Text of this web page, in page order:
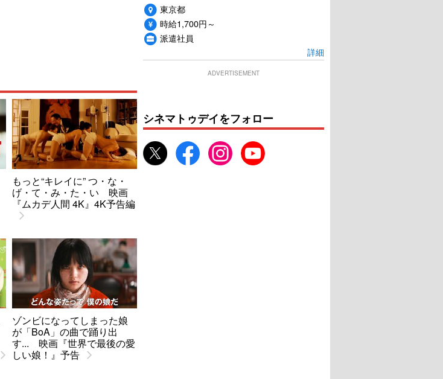
もっと“キレイに” つ・な・
げ・て・み・た・い 映画
『ムカデ人間 4K』4K予告編
ゾンビになってしまった娘
が「BoA」の曲で踊り出
す... 映画『世界で最後の愛
しい娘！』予告
東京都
時給1,700円～
派遣社員
詳細
ADVERTISEMENT
シネマトゥデイをフォロー